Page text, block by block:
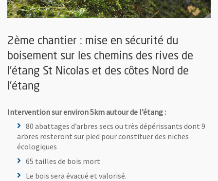
2ème chantier : mise en sécurité du
boisement sur les chemins des rives de
l’étang St Nicolas et des côtes Nord de
l’étang
Intervention sur environ 5km autour de l’étang :
80 abattages d’arbres secs ou très dépérissants dont 9
arbres resteront sur pied pour constituer des niches
écologiques
65 tailles de bois mort
Le bois sera évacué et valorisé.